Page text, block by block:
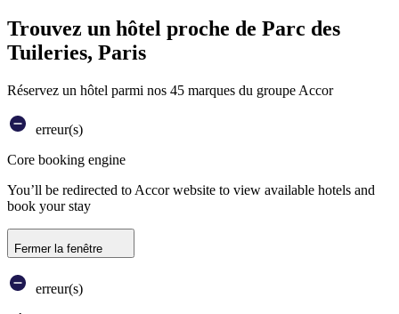
Trouvez un hôtel proche de Parc des
Tuileries, Paris
Réservez un hôtel parmi nos 45 marques du groupe Accor
erreur(s)
Core booking engine
You’ll be redirected to Accor website to view available hotels and
book your stay
Fermer la fenêtre
erreur(s)